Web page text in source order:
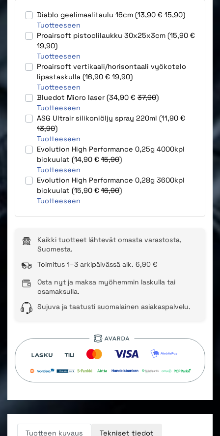
Diablo geelimaalitaulu 16cm (13,90 € 15,90)
Tuotteeseen
Proairsoft pistoolilaukku 30x25x3cm (15,90 €
19,90)
Tuotteeseen
Proairsoft vertikaali/horisontaali vyökotelo
lipastaskulla (16,90 € 19,90)
Tuotteeseen
Bluedot Micro laser (34,90 € 37,90)
Tuotteeseen
ASG Ultrair silikoniöljy spray 220ml (11,90 €
13,90)
Tuotteeseen
Evolution High Performance 0,25g 4000kpl
biokuulat (14,90 € 15,90)
Tuotteeseen
Evolution High Performance 0,28g 3600kpl
biokuulat (15,90 € 16,90)
Tuotteeseen
Kaikki tuotteet lähtevät omasta varastosta,
Suomesta.
Toimitus 1–3 arkipäivässä alk. 6,90 €
Osta nyt ja maksa myöhemmin laskulla tai
osamaksulla.
Sujuva ja taatusti suomalainen asiakaspalvelu.
Tuotteen kuvaus Tekniset tiedot